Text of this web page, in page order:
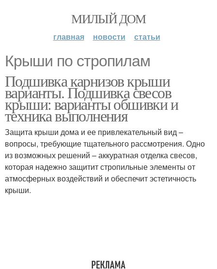
МИЛЫЙ ДОМ
главная новости статьи
Крыши по стропилам
Подшивка карнизов крыши
варианты. Подшивка свесов
крыши: варианты обшивки и
техника выполнения
Защита крыши дома и ее привлекательный вид –
вопросы, требующие тщательного рассмотрения. Одно
из возможных решений – аккуратная отделка свесов,
которая надежно защитит стропильные элементы от
атмосферных воздействий и обеспечит эстетичность
крыши.